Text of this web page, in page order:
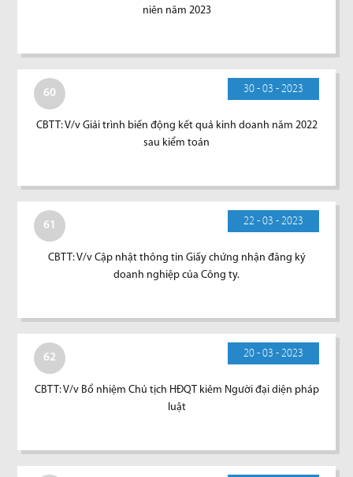
niên năm 2023
60 30 - 03 - 2023
CBTT: V/v Giải trình biến động kết quả kinh doanh năm 2022
sau kiểm toán
61 22 - 03 - 2023
CBTT: V/v Cập nhật thông tin Giấy chứng nhận đăng ký
doanh nghiệp của Công ty.
62 20 - 03 - 2023
CBTT: V/v Bổ nhiệm Chủ tịch HĐQT kiêm Người đại diện pháp
luật